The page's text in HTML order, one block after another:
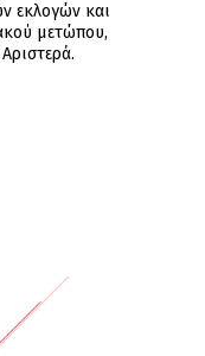
εκλογών και
μετώπου,